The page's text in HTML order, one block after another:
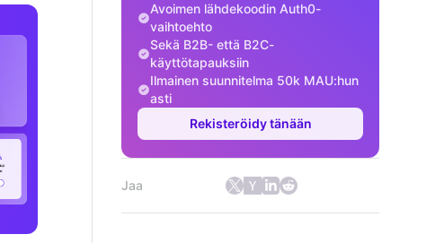
Avoimen lähdekoodin Auth0-
vaihtoehto
Sekä B2B- että B2C-
käyttötapauksiin
Ilmainen suunnitelma 50k MAU:hun
asti
Rekisteröidy tänään
Jaa